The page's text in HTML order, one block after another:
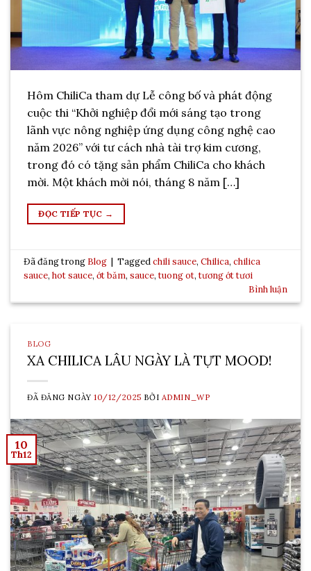
Hôm ChiliCa tham dự Lễ công bố và phát động
cuộc thi “Khởi nghiệp đổi mới sáng tạo trong
lãnh vực nông nghiệp ứng dụng công nghệ cao
năm 2026” với tư cách nhà tài trợ kim cương,
trong đó có tặng sản phẩm ChiliCa cho khách
mời. Một khách mời nói, tháng 8 năm […]
ĐỌC TIẾP TỤC →
Đã đăng trong Blog | Taggedchili sauce,Chilica,chilica
sauce,hot sauce,ớt băm,sauce,tuong ot,tương ớt tươi
Bình luận
BLOG
XA CHILICA LÂU NGÀY LÀ TỤT MOOD!
ĐÃ ĐĂNG NGÀY10/12/2025 BỞI ADMIN_WP
10
Th12